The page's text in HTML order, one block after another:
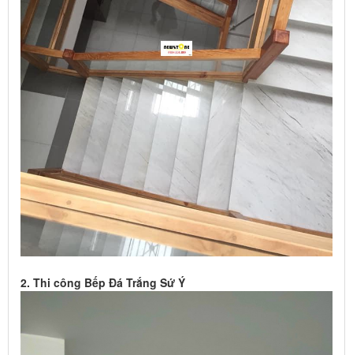
2. Thi công Bếp Đá Trắng Sứ Ý